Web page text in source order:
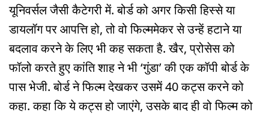
यूनिवर्सल जैसी कैटेगरी में. बोर्ड को अगर किसी हिस्से या
डायलॉग पर आपत्ति हो, तो वो फिल्ममेकर से उन्हें हटाने या
बदलाव करने के लिए भी कह सकता है. खैर, प्रोसेस को
फॉलो करते हुए कांति शाह ने भी ‘गुंडा’ की एक कॉपी बोर्ड के
पास भेजी. बोर्ड ने फिल्म देखकर उसमें 40 कट्स करने को
कहा. कहा कि ये कट्स हो जाएंगे, उसके बाद ही वो फिल्म को